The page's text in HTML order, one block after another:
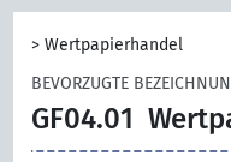
>Wertpapierhandel
BEVORZUGTE
GF04.01